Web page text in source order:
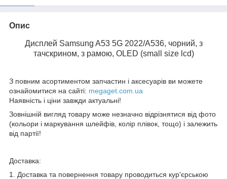
Опис
Дисплей Samsung A53 5G 2022/A536, чорний, з
тачскрином, з рамою, OLED (small size lcd)
З повним асортиментом запчастин і аксесуарів ви можете
ознайомитися на сайті: megaget.com.ua
Наявність і ціни завжди актуальні!
Зовнішній вигляд товару може незначно відрізнятися від фото
(кольори і маркування шлейфів, колір плівок, тощо) і залежить
від партії!
Доставка:
1. Доставка та повернення товару проводиться кур'єрською